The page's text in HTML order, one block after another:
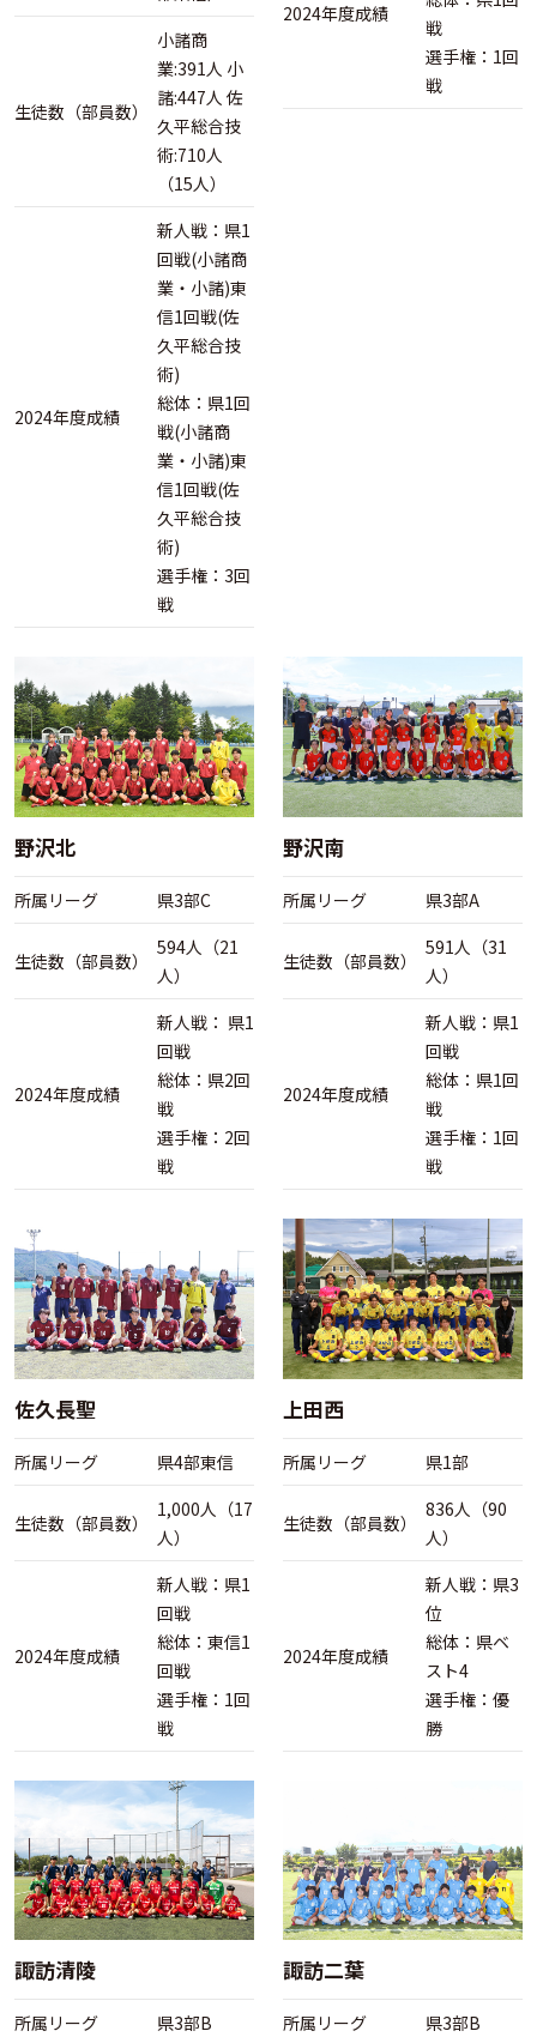
生徒数（部員数）
小諸商
業:391人 小
諸:447人 佐
久平総合技
術:710人
（15人）
2024年度成績
新人戦：県1
回戦(小諸商
業・小諸)東
信1回戦(佐
久平総合技
術)
総体：県1回
戦(小諸商
業・小諸)東
信1回戦(佐
久平総合技
術)
選手権：3回
戦
2024年度成績
戦
選手権：1回
戦
野沢北
所属リーグ 県3部C
生徒数（部員数）
594人（21
人）
2024年度成績
新人戦： 県1
回戦
総体：県2回
戦
選手権：2回
戦
野沢南
所属リーグ 県3部A
生徒数（部員数）
591人（31
人）
2024年度成績
新人戦：県1
回戦
総体：県1回
戦
選手権：1回
戦
佐久長聖
所属リーグ 県4部東信
生徒数（部員数）
1,000人（17
人）
2024年度成績
新人戦：県1
回戦
総体：東信1
回戦
選手権：1回
戦
上田西
所属リーグ 県1部
生徒数（部員数）
836人（90
人）
2024年度成績
新人戦：県3
位
総体：県ベ
スト4
選手権：優
勝
諏訪清陵
所属リーグ 県3部B
諏訪二葉
所属リーグ 県3部B